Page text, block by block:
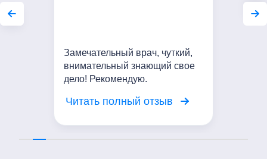
Замечательный врач, чуткий,
внимательный знающий свое
дело! Рекомендую.
Читать полный отзыв